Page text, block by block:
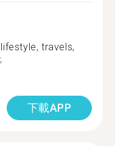
travels,
下載APP